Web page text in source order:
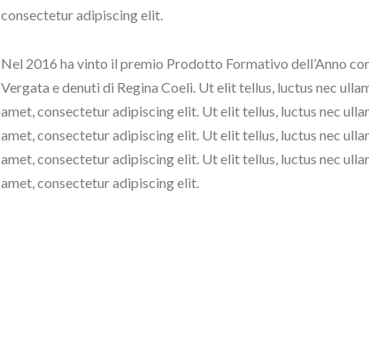
consectetur adipiscing elit.
Nel 2016 ha vinto il premio Prodotto Formativo dell’Anno
Vergata e denuti di Regina Coeli. Ut elit tellus, luctus nec
amet, consectetur adipiscing elit. Ut elit tellus, luctus nec
amet, consectetur adipiscing elit. Ut elit tellus, luctus nec
amet, consectetur adipiscing elit. Ut elit tellus, luctus nec
amet, consectetur adipiscing elit.